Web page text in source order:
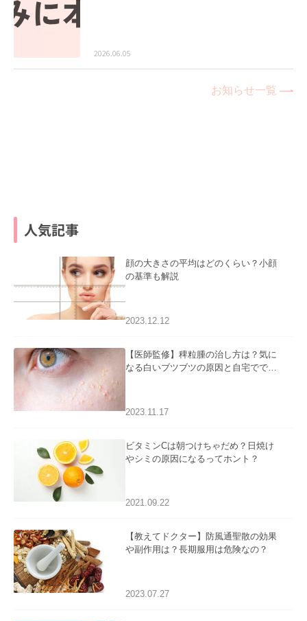
2026.06.05
お知らせ一覧
人気記事
顔の大きさの平均はどのくらい？小顔
の基準も解説
2023.12.12
【医師監修】稗粒腫の治し方は？気に
なる白いブツブツの原因と自宅ででき
2023.11.17
ビタミンCは朝つけちゃだめ？日焼け
やシミの原因になるってホント？
2021.09.22
【教えてドクター】防風通聖散の効果
や副作用は？長期服用は危険なの？
2023.07.27